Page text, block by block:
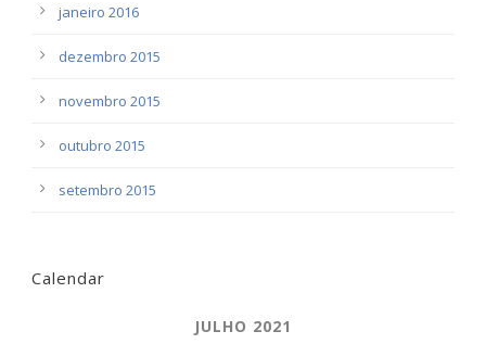
janeiro 2016
dezembro 2015
novembro 2015
outubro 2015
setembro 2015
Calendar
JULHO 2021